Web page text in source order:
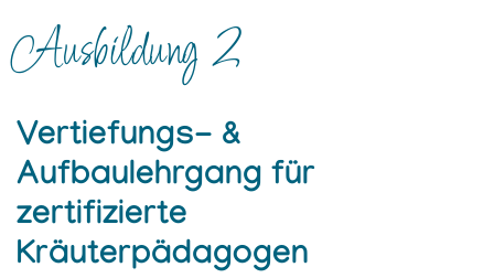
Ausbildung 2
Vertiefungs- &
Aufbaulehrgang für
zertifizierte
Kräuterpädagogen